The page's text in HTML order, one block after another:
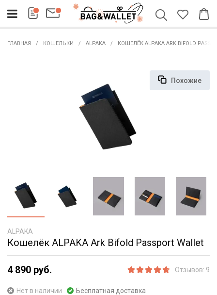
ГЛАВНАЯ КОШЕЛЬКИ ALPAKA КОШЕЛЁК ALPAKA ARK BIFOLD
Похожие
ALPAKA
Кошелёк ALPAKA Ark Bifold Passport Wallet
4 890 руб. Отзывов: 9
Нет в наличии Бесплатная доставка